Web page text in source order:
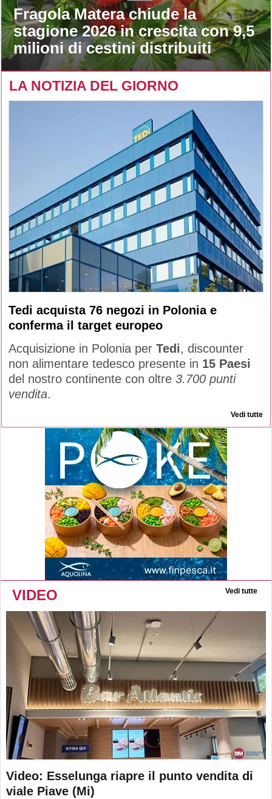
Fragola Matera chiude la
stagione 2026 in crescita con 9,5
milioni di cestini distribuiti
LA NOTIZIA DEL GIORNO
Tedi acquista 76 negozi in Polonia e
conferma il target europeo
Acquisizione in Polonia per Tedi, discounter
non alimentare tedesco presente in 15 Paesi
del nostro continente con oltre 3.700 punti
vendita.
Vedi tutte
VIDEO Vedi tutte
Video: Esselunga riapre il punto vendita di
viale Piave (Mi)